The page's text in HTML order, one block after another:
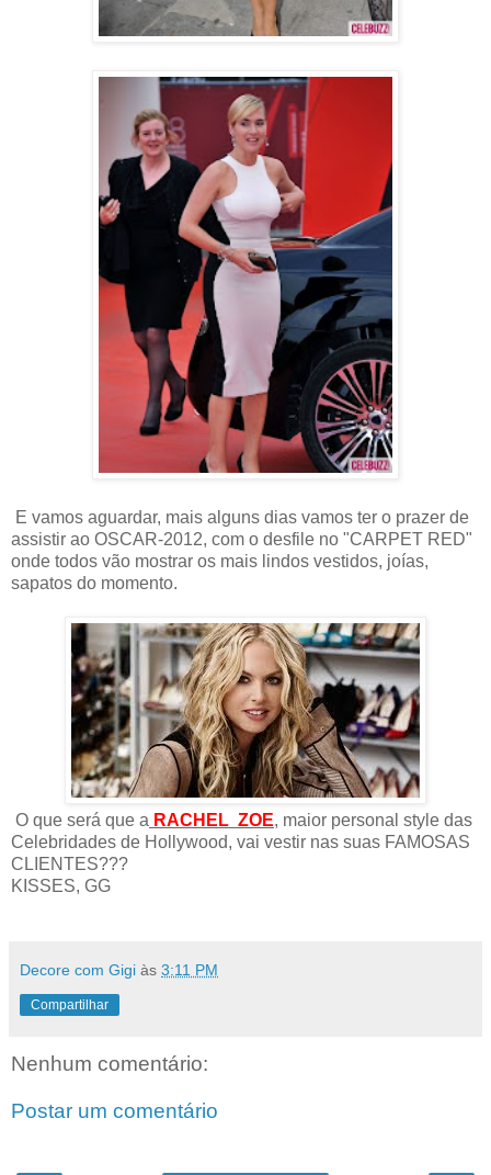
E vamos aguardar, mais alguns dias vamos ter o prazer de
assistir ao OSCAR-2012, com o desfile no "CARPET RED"
onde todos vão mostrar os mais lindos vestidos, joías,
sapatos do momento.
O que será que a RACHEL ZOE, maior personal style das
Celebridades de Hollywood, vai vestir nas suas FAMOSAS
CLIENTES???
KISSES, GG
Decore com Gigi às 3:11 PM
Compartilhar
Nenhum comentário:
Postar um comentário